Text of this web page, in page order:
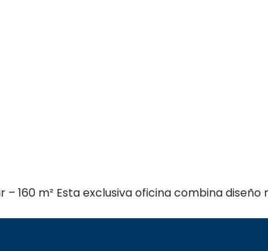
160 m² Esta exclusiva oficina combina